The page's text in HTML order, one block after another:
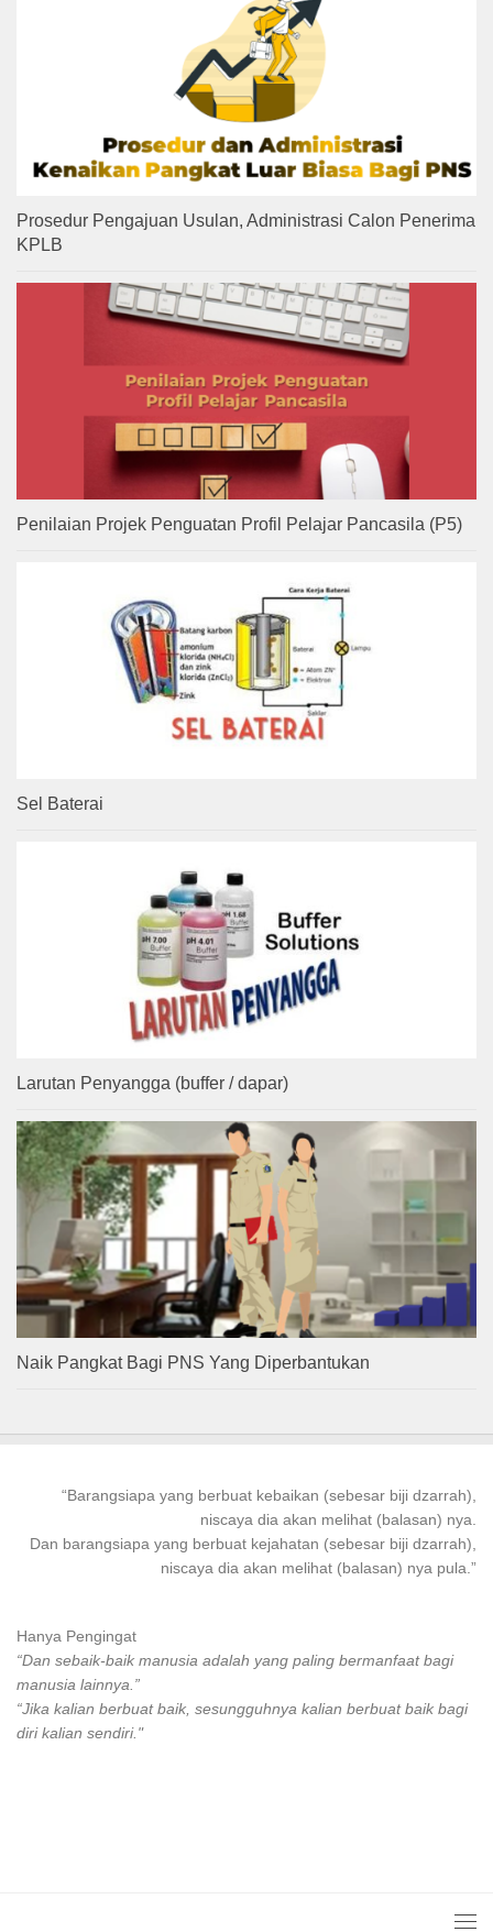
Prosedur Pengajuan Usulan, Administrasi Calon Penerima
KPLB
Penilaian Projek Penguatan Profil Pelajar Pancasila (P5)
Sel Baterai
Larutan Penyangga (buffer / dapar)
Naik Pangkat Bagi PNS Yang Diperbantukan
“Barangsiapa yang berbuat kebaikan (sebesar biji dzarrah),
niscaya dia akan melihat (balasan) nya.
Dan barangsiapa yang berbuat kejahatan (sebesar biji dzarrah),
niscaya dia akan melihat (balasan) nya pula.”
Hanya Pengingat
“Dan sebaik-baik manusia adalah yang paling bermanfaat bagi
manusia lainnya.”
“Jika kalian berbuat baik, sesungguhnya kalian berbuat baik bagi
diri kalian sendiri."